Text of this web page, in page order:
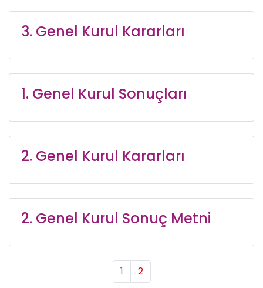
3. Genel Kurul Kararları
1. Genel Kurul Sonuçları
2. Genel Kurul Kararları
2. Genel Kurul Sonuç Metni
1 2